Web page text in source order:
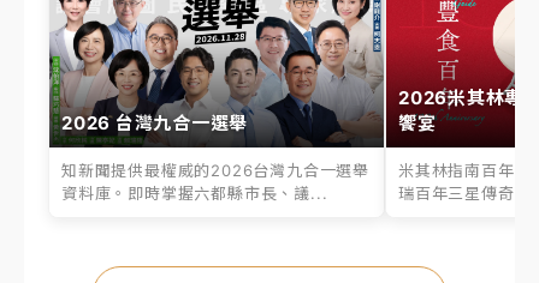
2026 台灣九合一選舉
知新聞提供最權威的2026台灣九合一選舉
資料庫。即時掌握六都縣市長、議...
2026米其林專
饗宴
米其林指南百年之
瑞百年三星傳奇、